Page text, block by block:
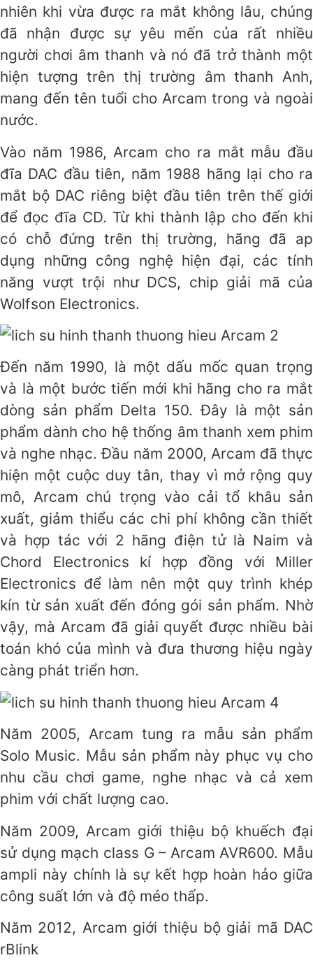
nhiên khi vừa được ra mắt không lâu, chúng
đã nhận được sự yêu mến của rất nhiều
người chơi âm thanh và nó đã trở thành một
hiện tượng trên thị trường âm thanh Anh,
mang đến tên tuổi cho Arcam trong và ngoài
nước.
Vào năm 1986, Arcam cho ra mắt mẫu đầu
đĩa DAC đầu tiên, năm 1988 hãng lại cho ra
mắt bộ DAC riêng biệt đầu tiên trên thế giới
để đọc đĩa CD. Từ khi thành lập cho đến khi
có chỗ đứng trên thị trường, hãng đã ap
dụng những công nghệ hiện đại, các tính
năng vượt trội như DCS, chip giải mã của
Wolfson Electronics.
Đến năm 1990, là một dấu mốc quan trọng
và là một bước tiến mới khi hãng cho ra mắt
dòng sản phẩm Delta 150. Đây là một sản
phẩm dành cho hệ thống âm thanh xem phim
và nghe nhạc. Đầu năm 2000, Arcam đã thực
hiện một cuộc duy tân, thay vì mở rộng quy
mô, Arcam chú trọng vào cải tổ khâu sản
xuất, giảm thiểu các chi phí không cần thiết
và hợp tác với 2 hãng điện tử là Naim và
Chord Electronics kí hợp đồng với Miller
Electronics để làm nên một quy trình khép
kín từ sản xuất đến đóng gói sản phẩm. Nhờ
vậy, mà Arcam đã giải quyết được nhiều bài
toán khó của mình và đưa thương hiệu ngày
càng phát triển hơn.
Năm 2005, Arcam tung ra mẫu sản phẩm
Solo Music. Mẫu sản phẩm này phục vụ cho
nhu cầu chơi game, nghe nhạc và cả xem
phim với chất lượng cao.
Năm 2009, Arcam giới thiệu bộ khuếch đại
sử dụng mạch class G – Arcam AVR600. Mẫu
ampli này chính là sự kết hợp hoàn hảo giữa
công suất lớn và độ méo thấp.
Năm 2012, Arcam giới thiệu bộ giải mã DAC
rBlink